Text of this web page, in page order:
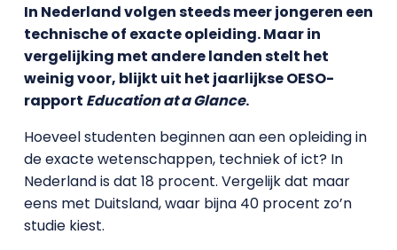
In Nederland volgen steeds meer jongeren een
technische of exacte opleiding. Maar in
vergelijking met andere landen stelt het
weinig voor, blijkt uit het jaarlijkse OESO-
rapport Education at a Glance.
Hoeveel studenten beginnen aan een opleiding in
de exacte wetenschappen, techniek of ict? In
Nederland is dat 18 procent. Vergelijk dat maar
eens met Duitsland, waar bijna 40 procent zo’n
studie kiest.